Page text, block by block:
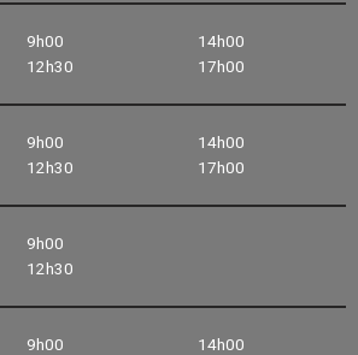
9h00
12h30
14h00
17h00
9h00
12h30
14h00
17h00
9h00
12h30
9h00
14h00